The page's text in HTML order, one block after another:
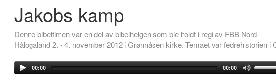
Jakobs kamp
Denne bibeltimen var en del av bibelhelgen som ble holdt i regi av FBB Nord-
Hålogaland 2. - 4. november 2012 i Grønnåsen kirke. Temaet var fedrehistorien i
00:00 00:00